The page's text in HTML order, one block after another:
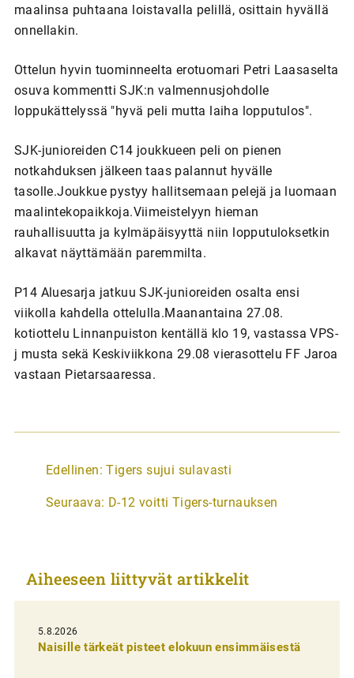
maalinsa puhtaana loistavalla pelillä, osittain hyvällä
onnellakin.
Ottelun hyvin tuominneelta erotuomari Petri Laasaselta
osuva kommentti SJK:n valmennusjohdolle
loppukättelyssä "hyvä peli mutta laiha lopputulos".
SJK-junioreiden C14 joukkueen peli on pienen
notkahduksen jälkeen taas palannut hyvälle
tasolle.Joukkue pystyy hallitsemaan pelejä ja luomaan
maalintekopaikkoja.Viimeistelyyn hieman
rauhallisuutta ja kylmäpäisyyttä niin lopputuloksetkin
alkavat näyttämään paremmilta.
P14 Aluesarja jatkuu SJK-junioreiden osalta ensi
viikolla kahdella ottelulla.Maanantaina 27.08.
kotiottelu Linnanpuiston kentällä klo 19, vastassa VPS-
j musta sekä Keskiviikkona 29.08 vierasottelu FF Jaroa
vastaan Pietarsaaressa.
A
t
k
e
l
i
Edellinen: Tigers sujui sulavasti
Seuraava: D-12 voitti Tigers-turnauksen
Aiheeseen liittyvät artikkelit
5.8.2026
Naisille tärkeät pisteet elokuun ensimmäisestä